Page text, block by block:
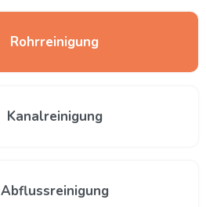
Rohrreinigung
Kanalreinigung
Abflussreinigung